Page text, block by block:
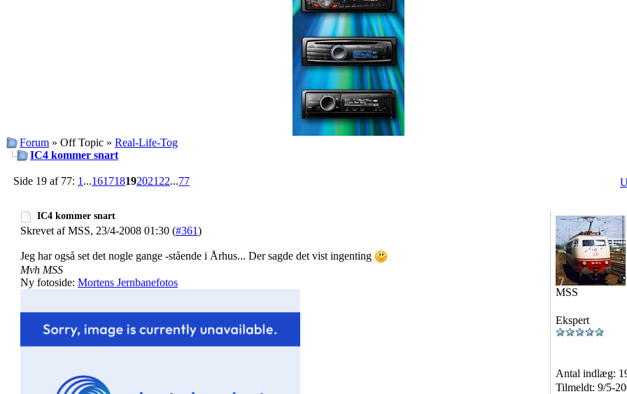
Forum » Off Topic » Real-Life-Tog
IC4 kommer snart
Side 19 af 77: 1 ...161718192021 22...77
IC4 kommer snart
Skrevet af MSS, 23/4-2008 01:30 (#361)
Jeg har også set det nogle gange -stående i Århus... Der sagde det vist ingenting
MSS
Ekspert
Antal indlæg:
Tilmeldt: 9/5-
Mvh MSS
Ny fotoside: Mortens Jernbanefotos